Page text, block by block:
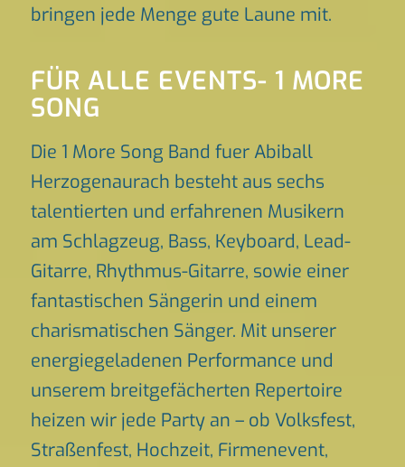
bringen jede Menge gute Laune mit.
FÜR ALLE EVENTS- 1 MORE
SONG
Die 1 More Song Band fuer Abiball
Herzogenaurach besteht aus sechs
talentierten und erfahrenen Musikern
am Schlagzeug, Bass, Keyboard, Lead-
Gitarre, Rhythmus-Gitarre, sowie einer
fantastischen Sängerin und einem
charismatischen Sänger. Mit unserer
energiegeladenen Performance und
unserem breitgefächerten Repertoire
heizen wir jede Party an – ob Volksfest,
Straßenfest, Hochzeit, Firmenevent,